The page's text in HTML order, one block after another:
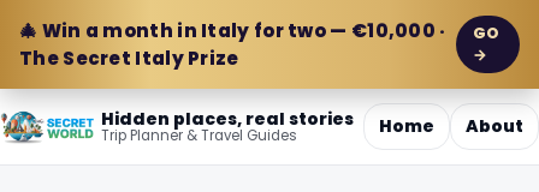
🎄 Win a month in Italy for two — €10,000 ·
The Secret Italy Prize
GO
→
Hidden places, real stories
Trip Planner & Travel Guides Home About